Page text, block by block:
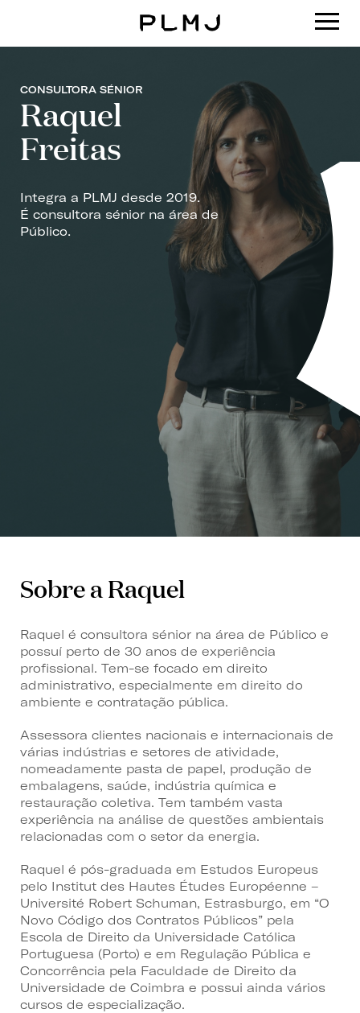
CONSULTORA SÉNIOR
Raquel
Freitas
Integra a PLMJ desde 2019.
É consultora sénior na área de
Público.
Sobre a Raquel
Raquel é consultora sénior na área de Público e
possuí perto de 30 anos de experiência
profissional. Tem-se focado em direito
administrativo, especialmente em direito do
ambiente e contratação pública.
Assessora clientes nacionais e internacionais de
várias indústrias e setores de atividade,
nomeadamente pasta de papel, produção de
embalagens, saúde, indústria química e
restauração coletiva. Tem também vasta
experiência na análise de questões ambientais
relacionadas com o setor da energia.
Raquel é pós-graduada em Estudos Europeus
pelo Institut des Hautes Études Européenne –
Université Robert Schuman, Estrasburgo, em “O
Novo Código dos Contratos Públicos” pela
Escola de Direito da Universidade Católica
Portuguesa (Porto) e em Regulação Pública e
Concorrência pela Faculdade de Direito da
Universidade de Coimbra e possui ainda vários
cursos de especialização.